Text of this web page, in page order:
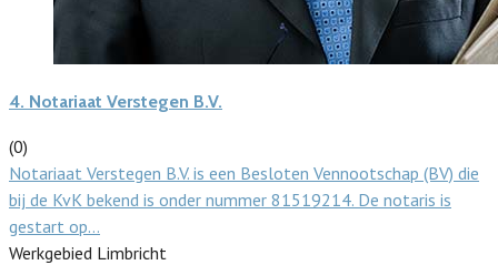
4. Notariaat Verstegen B.V.
(0)
Notariaat Verstegen B.V. is een Besloten Vennootschap (BV) die
bij de KvK bekend is onder nummer 81519214. De notaris is
gestart op…
Werkgebied Limbricht